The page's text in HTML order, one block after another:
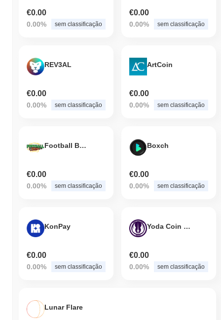
€0.00
0.00% sem classificação
€0.00
0.00% sem classificação
REV3AL
€0.00
0.00% sem classificação
ArtCoin
€0.00
0.00% sem classificação
Football Battle
€0.00
0.00% sem classificação
Boxch
€0.00
0.00% sem classificação
KonPay
€0.00
0.00% sem classificação
Yoda Coin Swap
€0.00
0.00% sem classificação
Lunar Flare